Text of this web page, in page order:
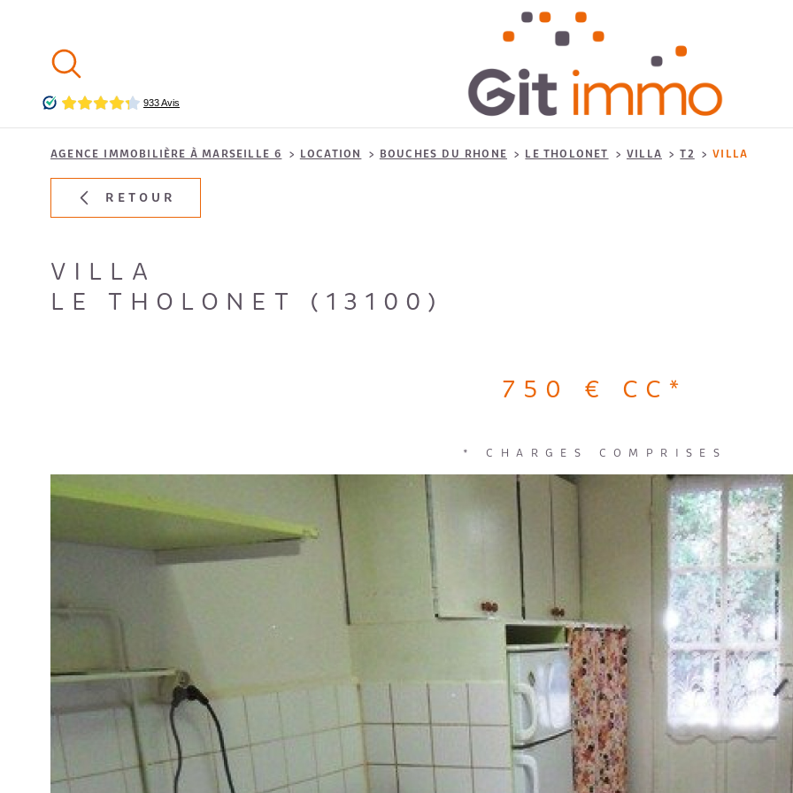
recherche
principal
contenu
AGENCE IMMOBILIÈRE À MARSEILLE 6 LOCATION BOUCHES DU RHONE LE THOLONET VILLA T2 VILLA
RETOUR
VILLA
LE THOLONET (13100)
750 € CC*
* CHARGES COMPRISES